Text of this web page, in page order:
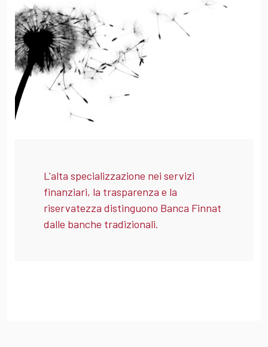
L'alta specializzazione nei servizi
finanziari, la trasparenza e la
riservatezza distinguono Banca Finnat
dalle banche tradizionali.